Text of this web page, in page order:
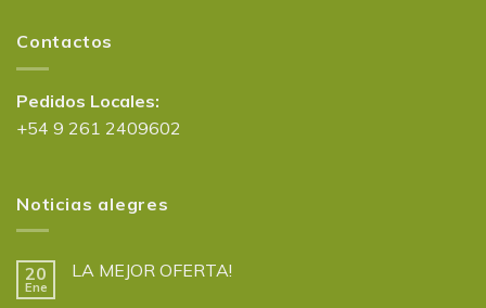
Contactos
Pedidos Locales:
+54 9 261 2409602
Noticias alegres
20
Ene
LA MEJOR OFERTA!